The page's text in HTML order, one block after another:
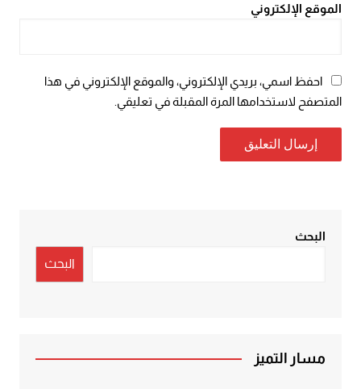
الموقع الإلكتروني
احفظ اسمي، بريدي الإلكتروني، والموقع الإلكتروني في هذا
المتصفح لاستخدامها المرة المقبلة في تعليقي.
البحث
البحث
مسار التميز